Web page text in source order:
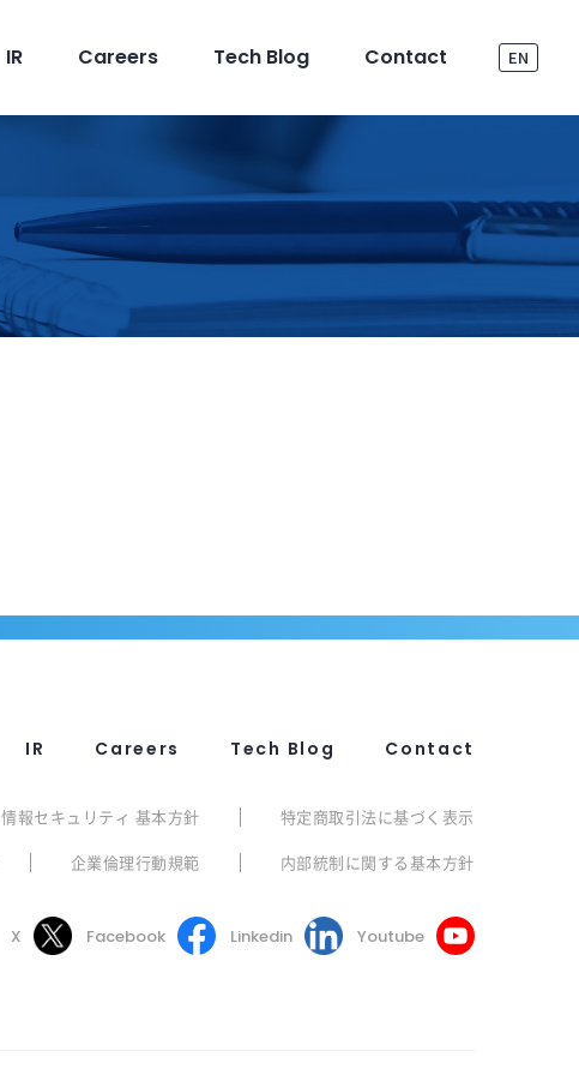
IR Careers Tech Blog Contact EN
IR Careers Tech Blog Contact
情報セキュリティ 基本方針
特定商取引法に基づく表示
企業倫理行動規範 内部統制に関する基本方針
X Facebook Linkedin Youtube